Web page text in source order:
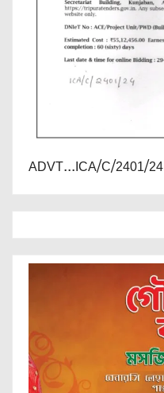
ADVT...ICA/C/2401/24